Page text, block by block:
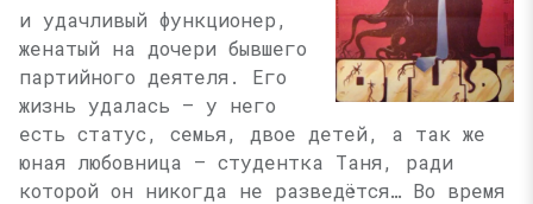
и удачливый функционер,
женатый на дочери бывшего
партийного деятеля. Его
жизнь удалась — у него
есть статус, семья, двое детей, а так же
юная любовница — студентка Таня, ради
которой он никогда не разведётся… Во время